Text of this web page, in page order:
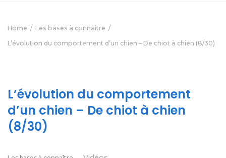
Home
Les bases à connaître
L’évolution du comportement d’un chien – De chiot à chien (8/30)
L’évolution du comportement
d’un chien – De chiot à chien
(8/30)